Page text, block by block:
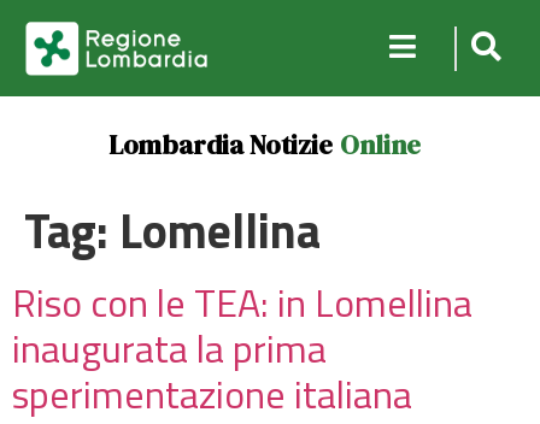
Lombardia Notizie Online
Tag: Lomellina
Riso con le TEA: in Lomellina
inaugurata la prima
sperimentazione italiana